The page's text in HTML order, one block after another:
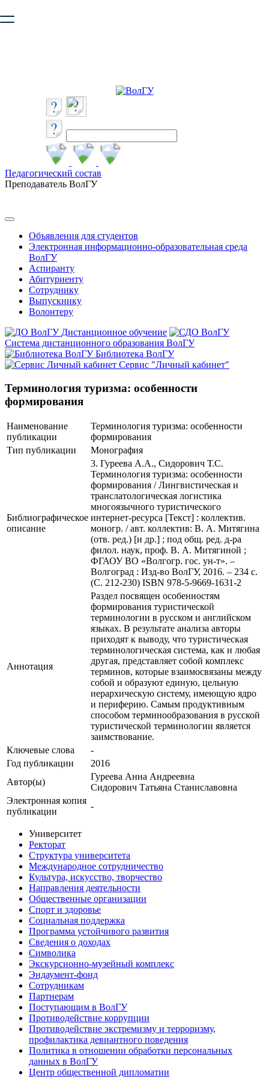
безопасную работу с сайтом. Пожалуйста
Педагогический состав
Преподаватель ВолГУ
Объявления для студентов
Электронная информационно-образовательная среда
ВолГУ
Аспиранту
Абитуриенту
Сотруднику
Выпускнику
Волонтеру
Дистанционное обучение
Система дистанционного образования ВолГУ
Библиотека ВолГУ
Сервис "Личный кабинет"
Терминология туризма: особенности
формирования
Наименование
публикации
Терминология туризма: особенности
формирования
Тип публикации
Монография
Библиографическое
описание
3. Гуреева А.А., Сидорович Т.С.
Терминология туризма: особенности
формирования / Лингвистическая и
транслатологическая логистика
многоязычного туристического
интернет-ресурса [Текст] : коллектив.
моногр. / авт. коллектив: В. А. Митягина
(отв. ред.) [и др.] ; под общ. ред. д-ра
филол. наук, проф. В. А. Митягиной ;
ФГАОУ ВО «Волгогр. гос. ун-т». –
Волгоград : Изд-во ВолГУ, 2016. – 234 с.
(С. 212-230) ISBN 978-5-9669-1631-2
Аннотация
Раздел посвящен особенностям
формирования туристической
терминологии в русском и английском
языках. В результате анализа авторы
приходят к выводу, что туристическая
терминологическая система, как и любая
другая, представляет собой комплекс
терминов, которые взаимосвязаны между
собой и образуют единую, цельную
иерархическую систему, имеющую ядро
и периферию. Самым продуктивным
способом терминообразования в русской
туристической терминологии является
заимствование.
Ключевые cлова
-
Год публикации
2016
Автор(ы)
Гуреева Анна Андреевна
Сидорович Татьяна Станиславовна
Электронная копия
публикации
-
Университет
Ректорат
Структура университета
Международное сотрудничество
Культура, искусство, творчество
Направления деятельности
Общественные организации
Спорт и здоровье
Социальная поддержка
Программа устойчивого развития
Сведения о доходах
Символика
Экскурсионно-музейный комплекс
Эндаумент-фонд
Сотрудникам
Партнерам
Поступающим в ВолГУ
Противодействие коррупции
Противодействие экстремизму и терроризму,
профилактика девиантного поведения
Политика в отношении обработки персональных
данных в ВолГУ
Центр общественной дипломатии